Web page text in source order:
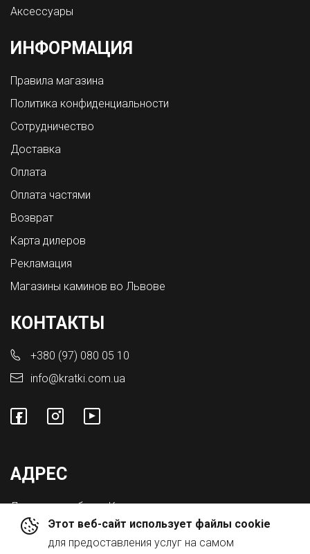
Этот веб-сайт использует файлы cookie
для предоставления услуг на самом
Аксессуары
ИНФОРМАЦИЯ
Правила магазина
Политика конфиденциальности
Сотрудничество
Доставка
Оплата
Оплата частями
Возврат
Карта дилеров
Рекламация
Магазины каминов во Львове
КОНТАКТЫ
+380 (97) 080 05 10
info@kratki.com.ua
АДРЕС
Львовская обл., с. Конопниця,
ул. Городоцкая 8а